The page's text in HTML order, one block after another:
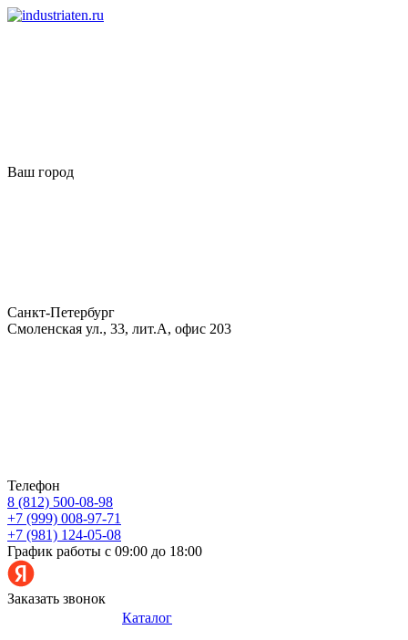
Ваш город
Санкт-Петербург
Смоленская ул., 33, лит.А, офис 203
Телефон
8 (812) 500-08-98
+7 (999) 008-97-71
+7 (981) 124-05-08
График работы с 09:00 до 18:00
Заказать звонок
Каталог